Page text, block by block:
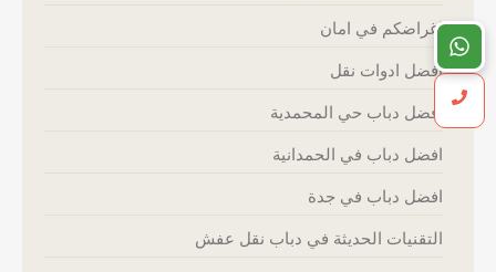
اغراضكم في امان
افضل ادوات نقل
افضل دباب حي المحمدية
افضل دباب في الحمدانية
افضل دباب في جدة
التقنيات الحديثة في دباب نقل عفش